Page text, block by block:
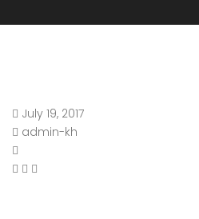
July 19, 2017
admin-kh